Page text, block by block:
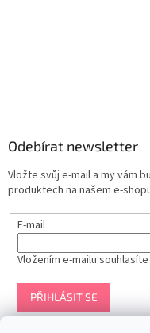
Odebírat newsletter
Vložte svůj e-mail a my vám
produktech na našem e-
E-mail
Vložením e-mailu
PŘIHLÁSIT SE